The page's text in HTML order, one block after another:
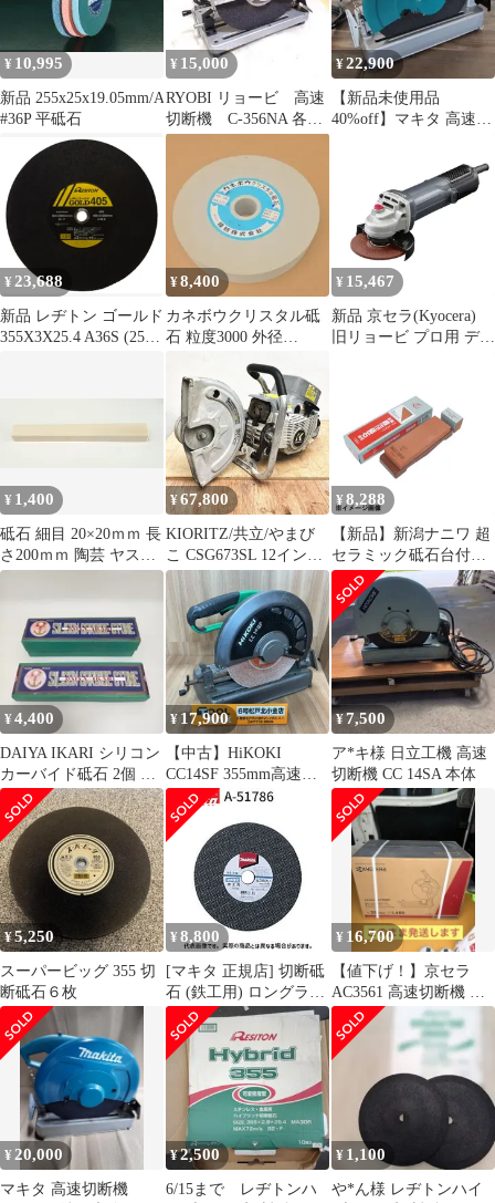
¥ 10,995
新品 255x25x19.05mm/A
#36P 平砥石
¥ 15,000
RYOBI リョービ 高速
切断機 C-356NA 各部
点検清掃磨き済み 中古
¥22,900
【新品未使用品
40%off】マキタ 高速切
¥ 23,688
新品 レヂトン ゴールド
355X3X25.4 A36S (25枚
¥8,400
カネボウクリスタル砥
石 粒度3000 外径
32(31.75mm)
¥ 15,467
新品 京セラ(Kyocera)
旧リョービ プロ用 ディ
ラック 【細握り
56mm&低速で疲労軽減
もできて使いやすい】
丸形ヘッド 砥石100mm
電源コード2.5m 最大出
力980W 集じん機と接
続で粉じん
¥ 1,400
砥石 細目 20×20ｍｍ 長
さ200ｍｍ 陶芸 ヤスリ
といし
¥67,800
KIORITZ/共立/やまび
こ CSG673SL 12インチ
エンジンカッター
¥ 8,288
【新品】新潟ナニワ 超
セラミック砥石台付
#800 中砥 レッド
133062
¥4,400
DAIYA IKARI シリコン
カーバイド砥石 2個 未
使用 260212-8T
¥ 17,900
【中古】HiKOKI
CC14SF 355mm高速切
断機【204】
¥7,500
ア*キ様 日立工機 高速
切断機 CC 14SA 本体
¥5,250
スーパービッグ 355 切
断砥石６枚
¥ 8,800
[マキタ 正規店] 切断砥
石 (鉄工用) ロングライ
フ 5枚入り A-51786
makita
¥ 16,700
【値下げ！】京セラ
AC3561 高速切断機 砥
石径355mm KYOCERA
¥ 20,000
マキタ 高速切断機
¥2,500
6/15まで レヂトンハ
¥ 1,100
や*ん様 レヂトンハイ